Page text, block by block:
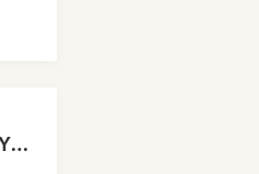
LONDON VIBES PLAYLIST